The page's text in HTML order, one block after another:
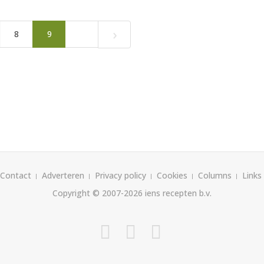
8 9 ›
Contact Adverteren Privacy policy Cookies Columns
Links
Copyright © 2007-2026 iens recepten b.v.